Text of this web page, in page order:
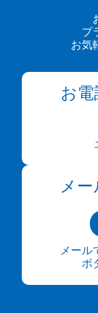
プ
お気
お
メ
メール
ボ